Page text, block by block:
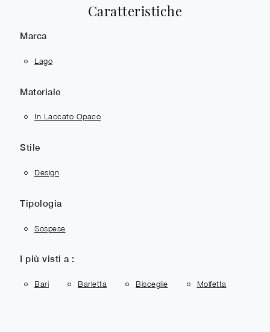
Caratteristiche
Marca
Lago
Materiale
In Laccato Opaco
Stile
Design
Tipologia
Sospese
I più visti a :
Bari Barletta Bisceglie Molfetta